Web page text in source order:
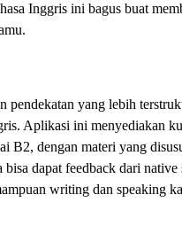
Inggris ini bagus buat
pendekatan yang lebih
Aplikasi ini menyediakan
B2, dengan materi yang
bisa dapat feedback dari native
writing dan speaking